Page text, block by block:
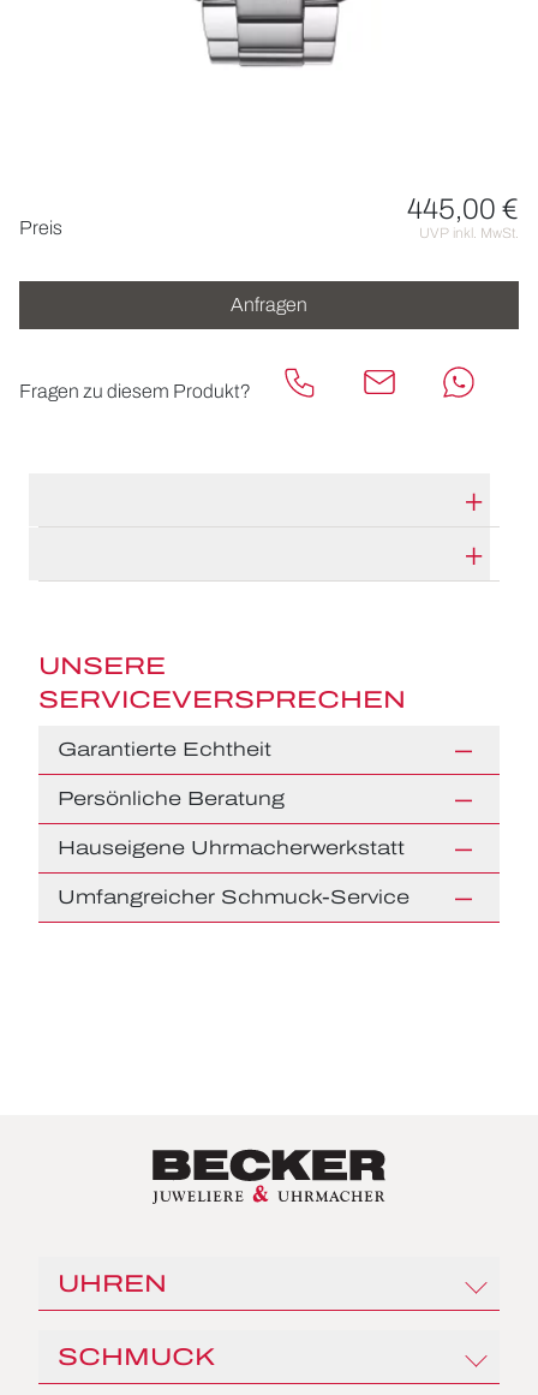
Preis
445,00 €
UVP inkl. MwSt.
Anfragen
Fragen zu diesem Produkt?
HERSTELLERBESCHREIBUNG
UNSERE
SERVICEVERSPRECHEN
Garantierte Echtheit
Persönliche Beratung
Hauseigene Uhrmacherwerkstatt
Umfangreicher Schmuck-Service
UHREN
SCHMUCK